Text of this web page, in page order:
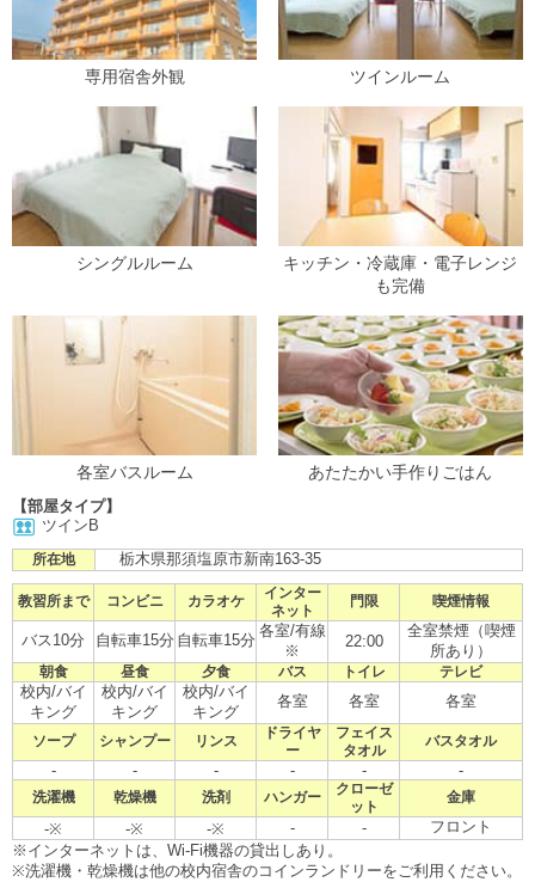
専用宿舎外観 ツインルーム
シングルルーム
キッチン・冷蔵庫・電子レンジ
も完備
各室バスルーム あたたかい手作りごはん
【部屋タイプ】
ツインB
所在地 栃木県那須塩原市新南163-35
教習所まで コンビニ カラオケ
インター
ネット
門限 喫煙情報
バス10分 自転車15分 自転車15分
各室/有線
※
22:00
全室禁煙（喫煙
所あり）
朝食 昼食 夕食 バス トイレ テレビ
校内/バイ
キング
校内/バイ
キング
校内/バイ
キング
各室 各室 各室
ソープ シャンプー リンス
ドライヤ
ー
フェイス
タオル
バスタオル
- - - - - -
洗濯機 乾燥機 洗剤 ハンガー
クローゼ
ット
金庫
-※ -※ -※ - -
フロント
※インターネットは、Wi-Fi機器の貸出しあり。
※洗濯機・乾燥機は他の校内宿舎のコインランドリーをご利用ください。